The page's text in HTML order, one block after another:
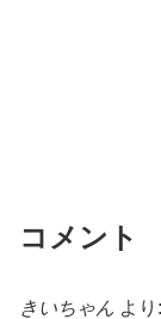
コメント
きいちゃん より: